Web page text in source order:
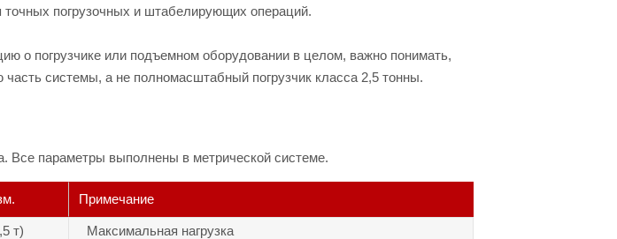
погрузочных и штабелирующих операций.
о погрузчике или подъемном оборудовании в целом, важно понимать,
системы, а не полномасштабный погрузчик класса 2,5 тонны.
Все параметры выполнены в метрической системе.
Примечание
т)
Максимальная нагрузка